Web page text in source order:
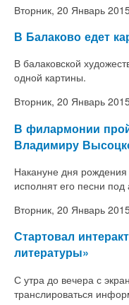
Вторник, 20 Январь
В Балаково едет
В балаковской
одной картины.
Вторник, 20 Январь
В филармонии
Владимиру
Накануне дня
исполнят его песни
Вторник, 20 Январь
Стартовал
литературы»
С утра до вечера с
транслироваться